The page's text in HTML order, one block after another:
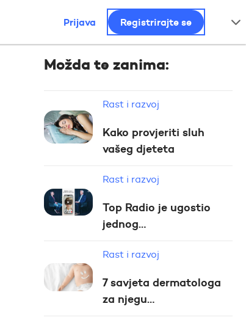
Prijava Registrirajte se
Možda te zanima:
Rast i razvoj
Kako provjeriti sluh
vašeg djeteta
Rast i razvoj
Top Radio je ugostio
jednog…
Rast i razvoj
7 savjeta dermatologa
za njegu…